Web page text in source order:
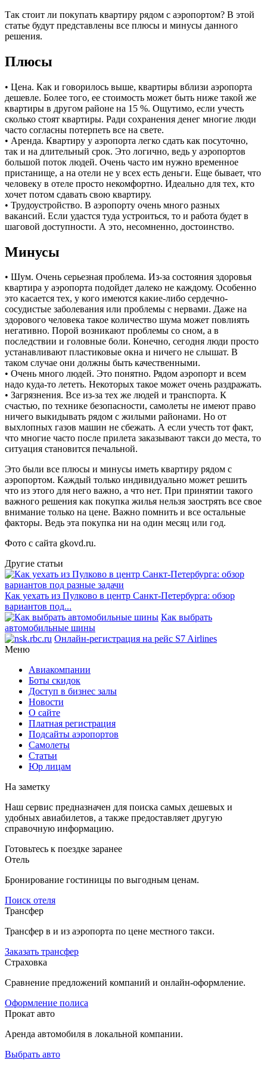
Так стоит ли покупать квартиру рядом с аэропортом? В этой
статье будут представлены все плюсы и минусы данного
решения.
Плюсы
• Цена. Как и говорилось выше, квартиры вблизи аэропорта
дешевле. Более того, ее стоимость может быть ниже такой же
квартиры в другом районе на 15 %. Ощутимо, если учесть
сколько стоят квартиры. Ради сохранения денег многие люди
часто согласны потерпеть все на свете.
• Аренда. Квартиру у аэропорта легко сдать как посуточно,
так и на длительный срок. Это логично, ведь у аэропортов
большой поток людей. Очень часто им нужно временное
пристанище, а на отели не у всех есть деньги. Еще бывает, что
человеку в отеле просто некомфортно. Идеально для тех, кто
хочет потом сдавать свою квартиру.
• Трудоустройство. В аэропорту очень много разных
вакансий. Если удастся туда устроиться, то и работа будет в
шаговой доступности. А это, несомненно, достоинство.
Минусы
• Шум. Очень серьезная проблема. Из-за состояния здоровья
квартира у аэропорта подойдет далеко не каждому. Особенно
это касается тех, у кого имеются какие-либо сердечно-
сосудистые заболевания или проблемы с нервами. Даже на
здорового человека такое количество шума может повлиять
негативно. Порой возникают проблемы со сном, а в
последствии и головные боли. Конечно, сегодня люди просто
устанавливают пластиковые окна и ничего не слышат. В
таком случае они должны быть качественными.
• Очень много людей. Это понятно. Рядом аэропорт и всем
надо куда-то лететь. Некоторых такое может очень раздражать.
• Загрязнения. Все из-за тех же людей и транспорта. К
счастью, по технике безопасности, самолеты не имеют право
ничего выкидывать рядом с жилыми районами. Но от
выхлопных газов машин не сбежать. А если учесть тот факт,
что многие часто после прилета заказывают такси до места, то
ситуация становится печальной.
Это были все плюсы и минусы иметь квартиру рядом с
аэропортом. Каждый только индивидуально может решить
что из этого для него важно, а что нет. При принятии такого
важного решения как покупка жилья нельзя заострять все свое
внимание только на цене. Важно помнить и все остальные
факторы. Ведь эта покупка ни на один месяц или год.
Фото с сайта gkovd.ru.
Другие статьи
Как уехать из Пулково в центр Санкт-Петербурга: обзор
вариантов под...
Как выбрать
автомобильные шины
Онлайн-регистрация на рейс S7 Airlines
Меню
Авиакомпании
Боты скидок
Доступ в бизнес залы
Новости
О сайте
Платная регистрация
Подсайты аэропортов
Самолеты
Статьи
Юр лицам
На заметку
Наш сервис предназначен для поиска самых дешевых и
удобных авиабилетов, а также предоставляет другую
справочную информацию.
Готовьтесь к поездке заранее
Отель
Бронирование гостиницы по выгодным ценам.
Поиск отеля
Трансфер
Трансфер в и из аэропорта по цене местного такси.
Заказать трансфер
Страховка
Сравнение предложений компаний и онлайн-оформление.
Оформление полиса
Прокат авто
Аренда автомобиля в локальной компании.
Выбрать авто